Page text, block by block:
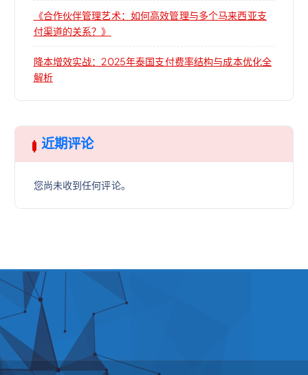
《合作伙伴管理艺术：如何高效管理与多个马来西亚支
付渠道的关系？》
降本增效实战：2025年泰国支付费率结构与成本优化全
解析
近期评论
您尚未收到任何评论。